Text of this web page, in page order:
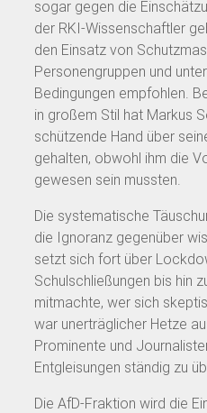
sogar gegen die
der RKI-Wissenschaftler
den Einsatz von
Personengruppen und
Bedingungen empfohlen.
in großem Stil hat Markus
schützende Hand über
gehalten, obwohl ihm die
gewesen sein mussten.
Die systematische
die Ignoranz gegenüber
setzt sich fort über
Schulschließungen bis hin
mitmachte, wer sich
war unerträglicher Hetze
Prominente und
Entgleisungen ständig zu
Die AfD-Fraktion wird die